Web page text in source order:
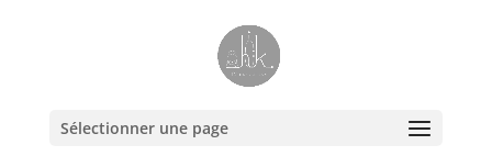
Sélectionner une page